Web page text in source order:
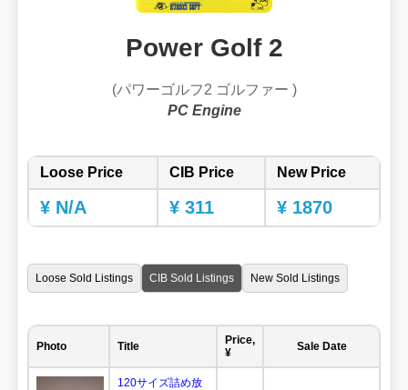
Power Golf 2
(パワーゴルフ2 ゴルファー )
PC Engine
Loose Price CIB Price New Price
¥ N/A ¥ 311 ¥ 1870
Loose Sold Listings CIB Sold Listings New Sold Listings
Photo Title
Price,
¥
Sale Date
120サイズ詰め放